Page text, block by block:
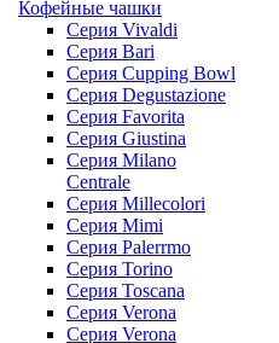
Кофейные чашки
Cерия Vivaldi
Серия Bari
Серия Cupping Bowl
Серия Degustazione
Серия Favorita
Серия Giustina
Серия Milano
Centrale
Серия Millecolori
Серия Mimi
Серия Palerrmo
Серия Torino
Серия Toscana
Серия Verona
Серия Verona